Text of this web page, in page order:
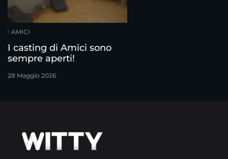
AMICI
I casting di Amici sono
sempre aperti!
28 Maggio 2026